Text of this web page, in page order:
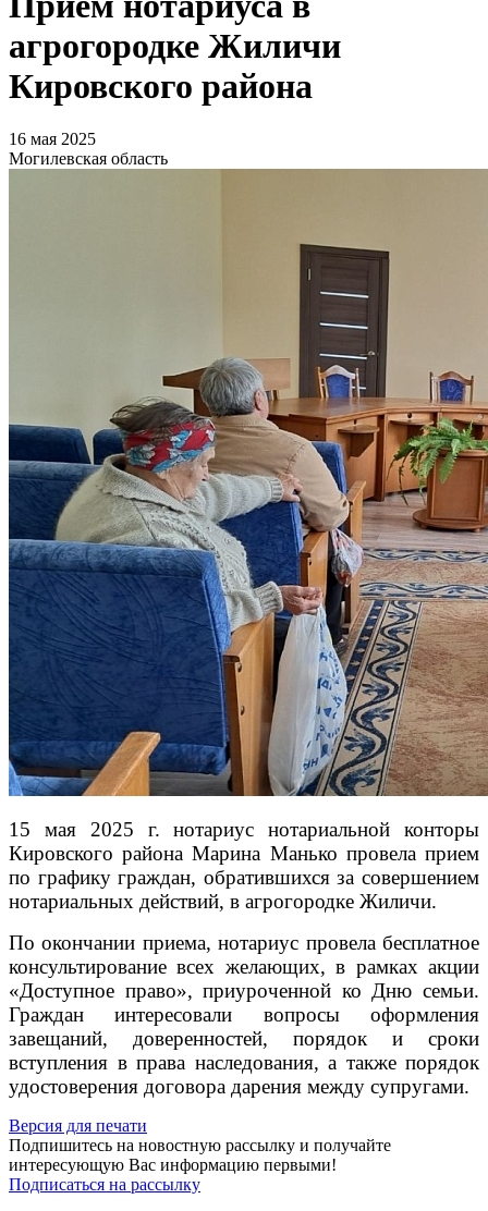
агрогородке Жиличи
Кировского района
16 мая 2025
Могилевская область
15 мая 2025 г. нотариус нотариальной конторы
Кировского района Марина Манько провела прием
по графику граждан, обратившихся за совершением
нотариальных действий, в агрогородке Жиличи.
По окончании приема, нотариус провела бесплатное
консультирование всех желающих, в рамках акции
«Доступное право», приуроченной ко Дню семьи.
Граждан интересовали вопросы оформления
завещаний, доверенностей, порядок и сроки
вступления в права наследования, а также порядок
удостоверения договора дарения между супругами.
Версия для печати
Подпишитесь на новостную рассылку и получайте
интересующую Вас информацию первыми!
Подписаться на рассылку